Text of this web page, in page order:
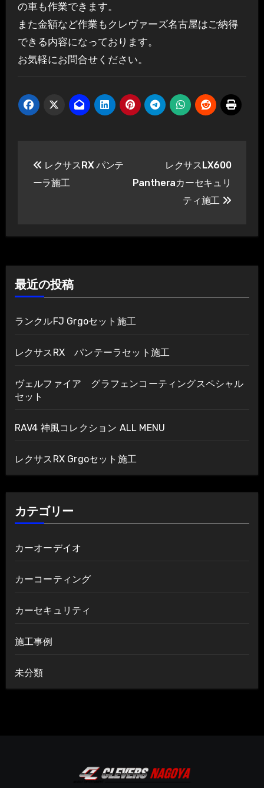
の車も作業できます。
また金額など作業もクレヴァーズ名古屋はご納得
できる内容になっております。
お気軽にお問合せください。
シ
ョ
ン
レクサスRX パンテ
ーラ施工
レクサスLX600
Pantheraカーセキュリ
ティ施工
最近の投稿
ランクルFJ Grgoセット施工
レクサスRX パンテーラセット施工
ヴェルファイア グラフェンコーティングスペシャル
セット
RAV4 神風コレクション ALL MENU
レクサスRX Grgoセット施工
カテゴリー
カーオーデイオ
カーコーティング
カーセキュリティ
施工事例
未分類